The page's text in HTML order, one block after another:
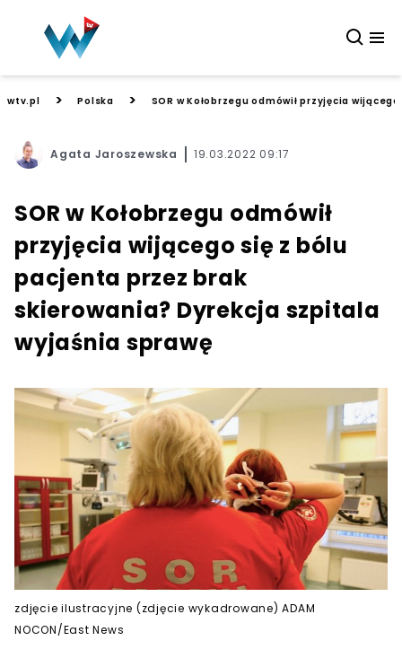
wtv.pl > Polska > SOR w Kołobrzegu odmówił przyjęcia
Agata Jaroszewska 19.03.2022 09:17
SOR w Kołobrzegu odmówił
przyjęcia wijącego się z bólu
pacjenta przez brak
skierowania? Dyrekcja szpitala
wyjaśnia sprawę
zdjęcie ilustracyjne (zdjęcie wykadrowane) ADAM
NOCON/East News